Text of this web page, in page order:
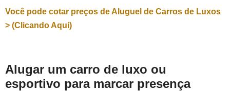
Você pode cotar preços de Aluguel de Carros de Luxos
> (Clicando Aqui)
Alugar um carro de luxo ou
esportivo para marcar presença